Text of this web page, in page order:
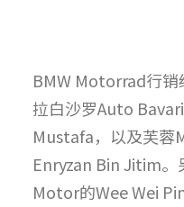
BMW Motorrad行
拉白沙罗Auto
Mustafa，以及芙
Enryzan Bin Jitim。
Motor的Wee Wei